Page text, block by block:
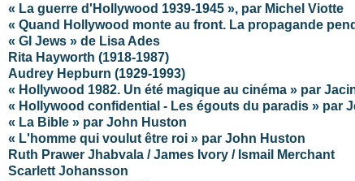
« La guerre d'Hollywood 1939-1945 », par Michel Viotte
« Quand Hollywood monte au front. La propagande
« GI Jews » de Lisa Ades
Rita Hayworth (1918-1987)
Audrey Hepburn (1929-1993)
« Hollywood 1982. Un été magique au cinéma » par
« Hollywood confidential - Les égouts du paradis » par
« La Bible » par John Huston
« L'homme qui voulut être roi » par John Huston
Ruth Prawer Jhabvala / James Ivory / Ismail Merchant
Scarlett Johansson